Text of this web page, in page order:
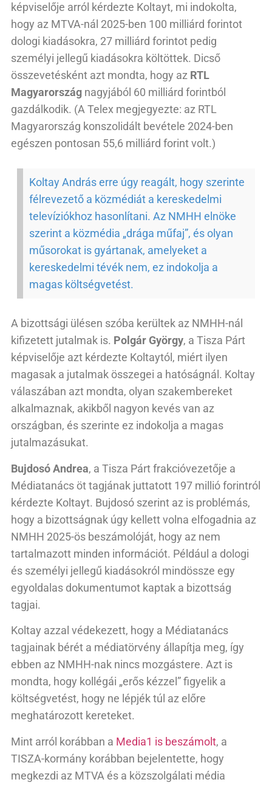
képviselője arról kérdezte Koltayt, mi indokolta,
hogy az MTVA-nál 2025-ben 100 milliárd forintot
dologi kiadásokra, 27 milliárd forintot pedig
személyi jellegű kiadásokra költöttek. Dicső
összevetésként azt mondta, hogy az RTL
Magyarország nagyjából 60 milliárd forintból
gazdálkodik. (A Telex megjegyezte: az RTL
Magyarország konszolidált bevétele 2024-ben
egészen pontosan 55,6 milliárd forint volt.)
Koltay András erre úgy reagált, hogy szerinte
félrevezető a közmédiát a kereskedelmi
televíziókhoz hasonlítani. Az NMHH elnöke
szerint a közmédia „drága műfaj”, és olyan
műsorokat is gyártanak, amelyeket a
kereskedelmi tévék nem, ez indokolja a
magas költségvetést.
A bizottsági ülésen szóba kerültek az NMHH-nál
kifizetett jutalmak is. Polgár György, a Tisza Párt
képviselője azt kérdezte Koltaytól, miért ilyen
magasak a jutalmak összegei a hatóságnál. Koltay
válaszában azt mondta, olyan szakembereket
alkalmaznak, akikből nagyon kevés van az
országban, és szerinte ez indokolja a magas
jutalmazásukat.
Bujdosó Andrea, a Tisza Párt frakcióvezetője a
Médiatanács öt tagjának juttatott 197 millió forintról
kérdezte Koltayt. Bujdosó szerint az is problémás,
hogy a bizottságnak úgy kellett volna elfogadnia az
NMHH 2025-ös beszámolóját, hogy az nem
tartalmazott minden információt. Például a dologi
és személyi jellegű kiadásokról mindössze egy
egyoldalas dokumentumot kaptak a bizottság
tagjai.
Koltay azzal védekezett, hogy a Médiatanács
tagjainak bérét a médiatörvény állapítja meg, így
ebben az NMHH-nak nincs mozgástere. Azt is
mondta, hogy kollégái „erős kézzel” figyelik a
költségvetést, hogy ne lépjék túl az előre
meghatározott kereteket.
Mint arról korábban a Media1 is beszámolt, a
TISZA-kormány korábban bejelentette, hogy
megkezdi az MTVA és a közszolgálati média